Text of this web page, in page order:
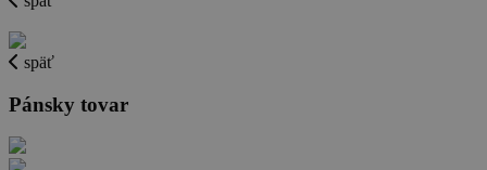
späť
Pánsky tovar